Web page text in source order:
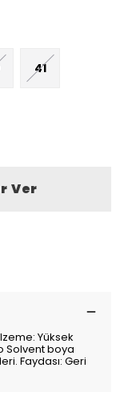
41
Ver
Yüksek
Solvent boya
Faydası: Geri